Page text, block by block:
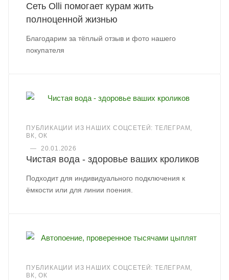
Сеть Olli помогает курам жить
полноценной жизнью
Благодарим за тёплый отзыв и фото нашего
покупателя
ПУБЛИКАЦИИ ИЗ НАШИХ СОЦСЕТЕЙ: ТЕЛЕГРАМ,
ВК, ОК
—
20.01.2026
Чистая вода - здоровье ваших кроликов
Подходит для индивидуального подключения к
ёмкости или для линии поения.
ПУБЛИКАЦИИ ИЗ НАШИХ СОЦСЕТЕЙ: ТЕЛЕГРАМ,
ВК, ОК